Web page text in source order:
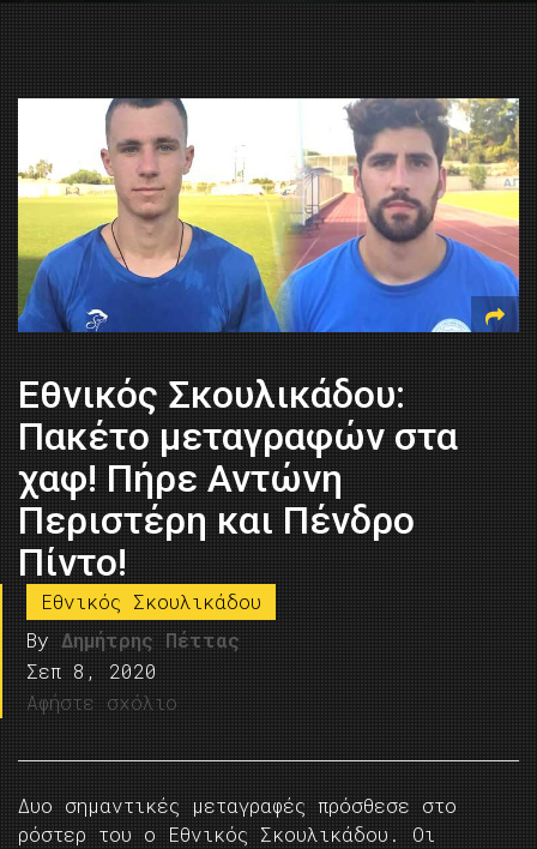
Εθνικός Σκουλικάδου:
Πακέτο μεταγραφών στα
χαφ! Πήρε Αντώνη
Περιστέρη και Πένδρο
Πίντο!
Εθνικός Σκουλικάδου
By Δημήτρης Πέττας
Σεπ 8, 2020
Αφήστε σχόλιο
Δυο σημαντικές μεταγραφές πρόσθεσε στο
ρόστερ του ο Εθνικός Σκουλικάδου. Οι